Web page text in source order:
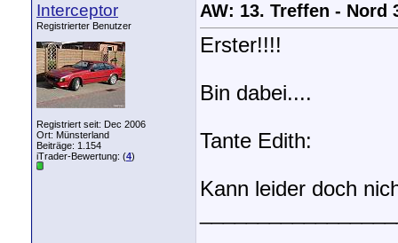
Interceptor
Registrierter Benutzer
Registriert seit: Dec 2006
Ort: Münsterland
Beiträge: 1.154
iTrader-Bewertung: (4)
AW: 13. Treffen - Nord
Erster!!!!
Bin dabei....
Tante Edith:
Kann leider doch